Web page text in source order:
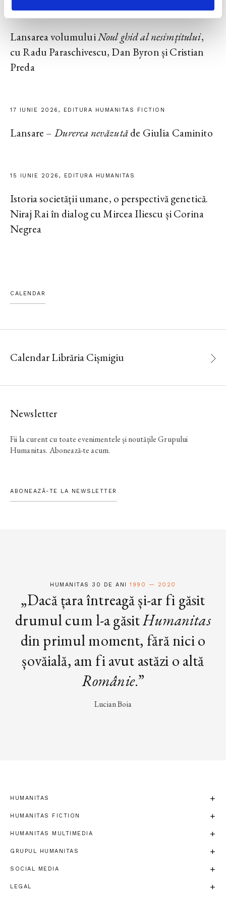
Lansarea volumuluiNoul ghid al nesimțitului,
cu Radu Paraschivescu, Dan Byron și Cristian
Preda
17 IUNIE 2026, EDITURA HUMANITAS FICTION
Lansare – Durerea nevăzutăde Giulia Caminito
15 IUNIE 2026, EDITURA HUMANITAS
Istoria societății umane, o perspectivă genetică.
Niraj Rai în dialog cu Mircea Iliescu și Corina
Negrea
CALENDAR
Calendar Librăria Cișmigiu
Newsletter
Fii la curent cu toate evenimentele și noutățile Grupului
Humanitas. Abonează-te acum.
ABONEAZĂ-TE LA NEWSLETTER
HUMANITAS 30 DE ANI1990 — 2020
„Dacă țara întreagă și-ar fi găsit
drumul cum l-a găsitHumanitas
din primul moment, fără nici o
șovăială, am fi avut astăzi o altă
Românie.”
Lucian Boia
HUMANITAS
HUMANITAS FICTION
HUMANITAS MULTIMEDIA
GRUPUL HUMANITAS
SOCIAL MEDIA
LEGAL